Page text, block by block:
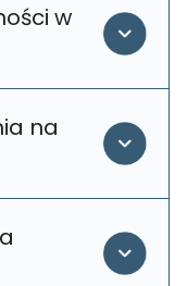
w
na